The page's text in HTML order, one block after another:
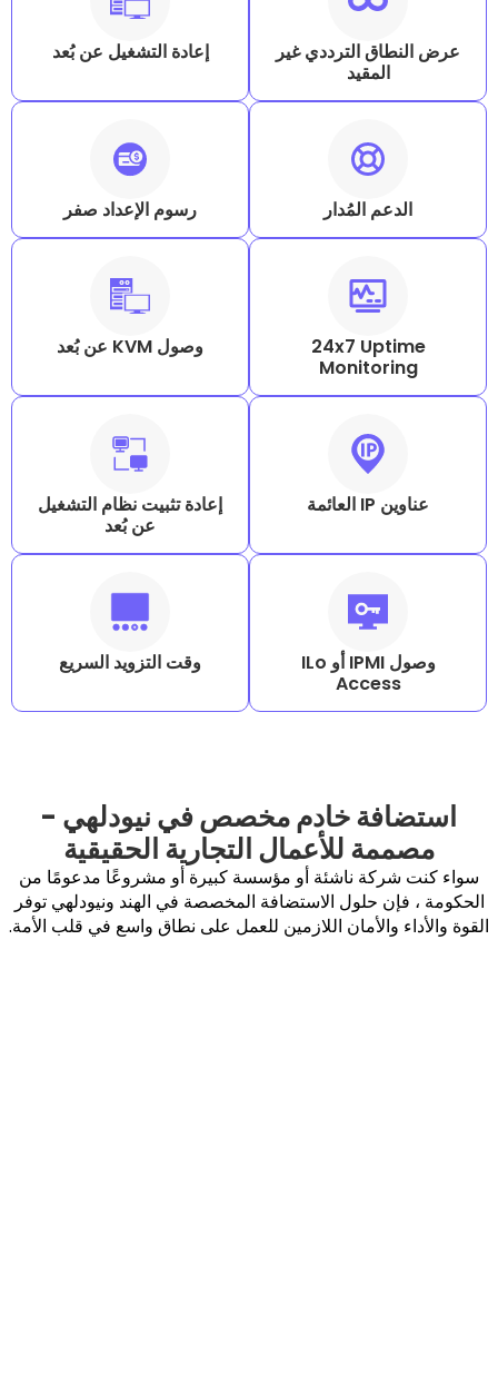
الترددي غير
إعادة التشغيل عن بُعد
رسوم الإعداد صفر
وصول KVM عن بُعد
إعادة تثبيت نظام التشغيل
وصول IPMI أو ILo
وقت التزويد السريع
خادم مخصص في نيودلهي -
للأعمال التجارية الحقيقية
ناشئة أو مؤسسة كبيرة أو مشروعًا مدعومًا من
الاستضافة المخصصة في الهند ونيودلهي توفر
اللازمين للعمل على نطاق واسع في قلب الأمة.